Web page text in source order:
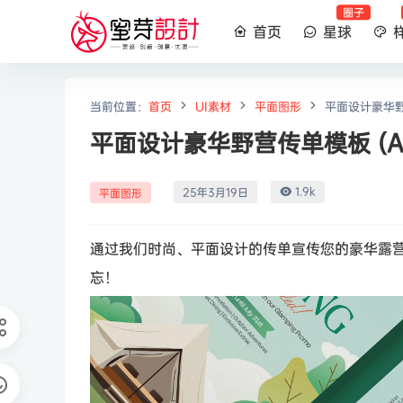
首页 星球
圈子
当前位置： 首页 UI素材 平面图形 平面设计豪华
平面设计豪华野营传单模板
平面图形 25年3月19日 1.9k
通过我们时尚、平面设计的传单宣传您的豪华露
忘！